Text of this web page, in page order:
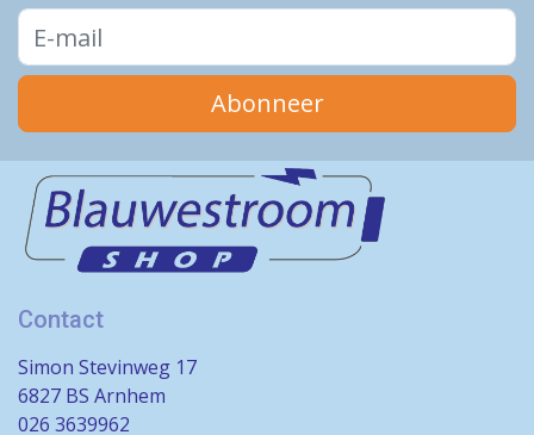
Abonneer
Contact
Simon Stevinweg 17
6827 BS Arnhem
026 3639962